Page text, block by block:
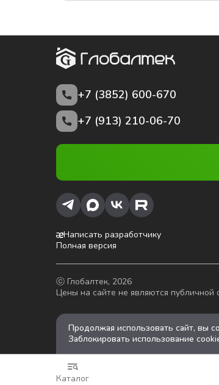
+7 (3852) 600-670
+7 (913) 210-06-70
Написать разработчику
Полная версия
ⓒ Глобалтек, 2026
Цены на сайте не являются публичной
Продолжая использовать сайт, вы
Заблокировать использование
Каталог